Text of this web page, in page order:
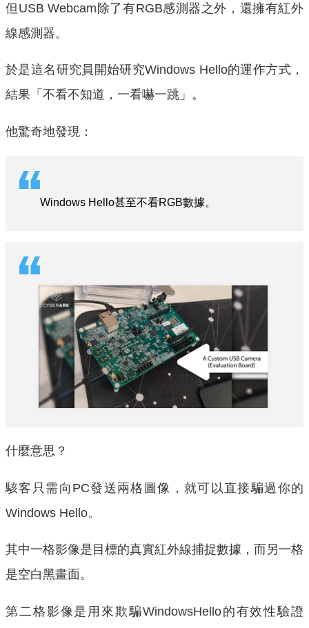
但USB Webcam除了有RGB感測器之外，還擁有紅外
線感測器。
於是這名研究員開始研究Windows Hello的運作方式，
結果「不看不知道，一看嚇一跳」。
他驚奇地發現：
Windows Hello甚至不看RGB數據。
什麼意思？
駭客只需向PC發送兩格圖像，就可以直接騙過你的
Windows Hello。
其中一格影像是目標的真實紅外線捕捉數據，而另一格
是空白黑畫面。
第二格影像是用來欺騙WindowsHello的有效性驗證